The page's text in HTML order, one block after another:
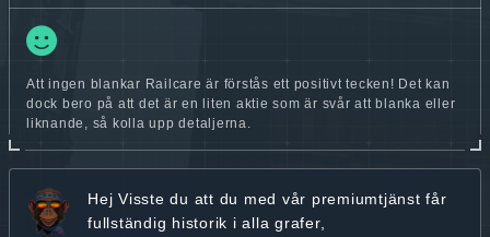
Att ingen blankar Railcare är förstås ett positivt tecken! Det kan
dock bero på att det är en liten aktie som är svår att blanka eller
liknande, så kolla upp detaljerna.
Hej Visste du att du med vår premiumtjänst får
fullständig historik i alla grafer,